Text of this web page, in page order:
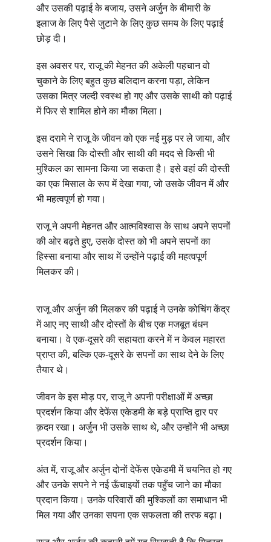
और उसकी पढ़ाई के बजाय, उसने अर्जुन के बीमारी के
इलाज के लिए पैसे जुटाने के लिए कुछ समय के लिए पढ़ाई
छोड़ दी।
इस अवसर पर, राजू की मेहनत की अकेली पहचान वो
चुकाने के लिए बहुत कुछ बलिदान करना पड़ा, लेकिन
उसका मित्र जल्दी स्वस्थ हो गए और उसके साथी को पढ़ाई
में फिर से शामिल होने का मौका मिला।
इस दरामे ने राजू के जीवन को एक नई मुड़ पर ले जाया, और
उसने सिखा कि दोस्ती और साथी की मदद से किसी भी
मुश्किल का सामना किया जा सकता है। इसे वहां की दोस्ती
का एक मिसाल के रूप में देखा गया, जो उसके जीवन में और
भी महत्वपूर्ण हो गया।
राजू ने अपनी मेहनत और आत्मविश्वास के साथ अपने सपनों
की ओर बढ़ते हुए, उसके दोस्त को भी अपने सपनों का
हिस्सा बनाया और साथ में उन्होंने पढ़ाई की महत्वपूर्ण
मिलकर की।
राजू और अर्जुन की मिलकर की पढ़ाई ने उनके कोचिंग केंद्र
में आए नए साथी और दोस्तों के बीच एक मजबूत बंधन
बनाया। वे एक-दूसरे की सहायता करने में न केवल महारत
प्राप्त की, बल्कि एक-दूसरे के सपनों का साथ देने के लिए
तैयार थे।
जीवन के इस मोड़ पर, राजू ने अपनी परीक्षाओं में अच्छा
प्रदर्शन किया और देफेंस एकेडमी के बड़े प्राप्ति द्वार पर
क़दम रखा। अर्जुन भी उसके साथ थे, और उन्होंने भी अच्छा
प्रदर्शन किया।
अंत में, राजू और अर्जुन दोनों देफेंस एकेडमी में चयनित हो गए
और उनके सपने ने नई ऊँचाइयों तक पहुँच जाने का मौका
प्रदान किया। उनके परिवारों की मुश्किलों का समाधान भी
मिल गया और उनका सपना एक सफलता की तरफ बढ़ा।